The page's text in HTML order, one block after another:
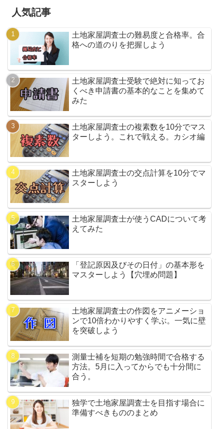
人気記事
土地家屋調査士の難易度と合格率。合
格への道のりを把握しよう
土地家屋調査士受験で絶対に知ってお
くべき申請書の基本的なことを集めて
みた
土地家屋調査士の複素数を10分でマス
ターしよう。これで戦える。カシオ編
土地家屋調査士の交点計算を10分でマ
スターしよう
土地家屋調査士が使うCADについて考
えてみた
「登記原因及びその日付」の基本形を
マスターしよう【穴埋め問題】
土地家屋調査士の作図をアニメーショ
ンで10倍わかりやすく学ぶ。一気に壁
を突破しよう
測量士補を短期の勉強時間で合格する
方法。5月に入ってからでも十分間に
合う。
独学で土地家屋調査士を目指す場合に
準備すべきもののまとめ